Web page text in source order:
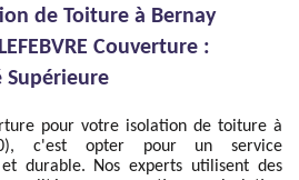
de Toiture à Bernay
Couverture :
Supérieure
pour votre isolation de toiture à
c'est opter pour un service
durable. Nos experts utilisent des